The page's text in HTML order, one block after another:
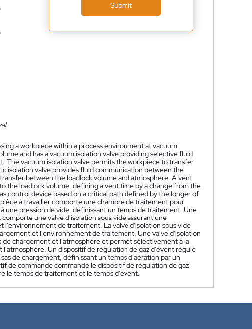
Submit
a workpiece within a process environment at vacuum
and has a vacuum isolation valve providing selective fluid
The vacuum isolation valve permits the workpiece to transfer
isolation valve provides fluid communication between the
between the loadlock volume and atmosphere. A vent
the loadlock volume, defining a vent time by a change from the
control device based on a critical path defined by the longer of
à travailler comporte une chambre de traitement pour
pression de vide, définissant un temps de traitement. Une
une valve d'isolation sous vide assurant une
de traitement. La valve d'isolation sous vide
et l'environnement de traitement. Une valve d'isolation
chargement et l'atmosphère et permet sélectivement à la
Un dispositif de régulation de gaz d'évent régule
de chargement, définissant un temps d'aération par un
de commande commande le dispositif de régulation de gaz
le temps de traitement et le temps d'évent.